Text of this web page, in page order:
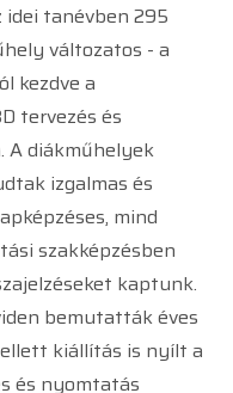
idei tanévben 295
változatos - a
kezdve a
tervezés és
A diákműhelyek
izgalmas és
mind
szakképzésben
kaptunk.
bemutatták éves
kiállítás is nyílt a
és nyomtatás